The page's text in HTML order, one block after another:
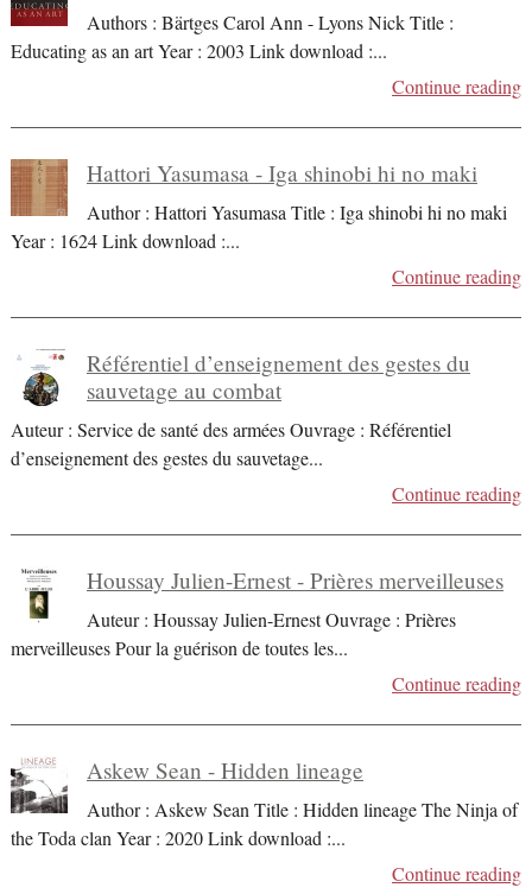
Authors : Bärtges Carol Ann - Lyons Nick Title :
Educating as an art Year : 2003 Link download :...
Continue reading
Hattori Yasumasa - Iga shinobi hi no maki
Author : Hattori Yasumasa Title : Iga shinobi hi no maki
Year : 1624 Link download :...
Continue reading
Référentiel d’enseignement des gestes du
sauvetage au combat
Auteur : Service de santé des armées Ouvrage : Référentiel
d’enseignement des gestes du sauvetage...
Continue reading
Houssay Julien-Ernest - Prières merveilleuses
Auteur : Houssay Julien-Ernest Ouvrage : Prières
merveilleuses Pour la guérison de toutes les...
Continue reading
Askew Sean - Hidden lineage
Author : Askew Sean Title : Hidden lineage The Ninja of
the Toda clan Year : 2020 Link download :...
Continue reading